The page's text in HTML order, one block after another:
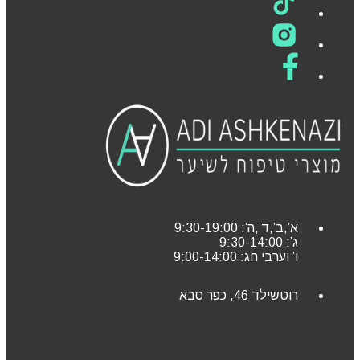
א’,ב’,ד’,ה’: 9:30-19:00
ג’: 9:30-14:00
ו’ וערבי חג: 9:00-14:00
רוטשילד 46, כפר סבא